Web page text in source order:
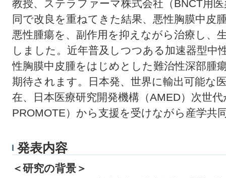
教授、ステラファーマ株式会社（BNCT用
同で改良を重ねてきた結果、悪性胸膜中皮
悪性腫瘍を、副作用を抑えながら治療し、
しました。近年普及しつつある加速器型中
性胸膜中皮腫をはじめとした難治性深部腫
期待されます。日本発、世界に輸出可能な
在、日本医療研究開発機構（AMED）次世
PROMOTE）から支援を受けながら産学共
発表内容
＜研究の背景＞